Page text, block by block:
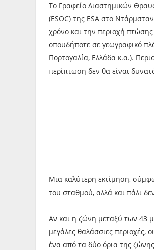
Το Γραφείο Διαστημικών
(ESOC) της ESA στο
χρόνο και την περιοχή
οπουδήποτε σε γεωγραφικό
Πορτογαλία, Ελλάδα κ.α.).
περίπτωση δεν θα είναι
Μια καλύτερη εκτίμηση,
του σταθμού, αλλά και πάλι
Αν και η ζώνη μεταξύ των 43
μεγάλες θαλάσσιες περιοχές,
ένα από τα δύο όρια της